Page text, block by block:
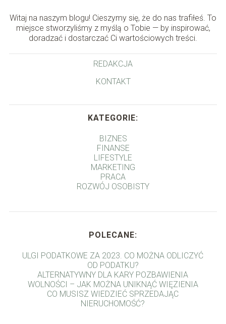
Witaj na naszym blogu! Cieszymy się, że do nas trafiłeś. To
miejsce stworzyliśmy z myślą o Tobie — by inspirować,
doradzać i dostarczać Ci wartościowych treści.
REDAKCJA
KONTAKT
KATEGORIE:
BIZNES
FINANSE
LIFESTYLE
MARKETING
PRACA
ROZWÓJ OSOBISTY
POLECANE:
ULGI PODATKOWE ZA 2023. CO MOŻNA ODLICZYĆ
OD PODATKU?
ALTERNATYWNY DLA KARY POZBAWIENIA
WOLNOŚCI – JAK MOŻNA UNIKNĄĆ WIĘZIENIA
CO MUSISZ WIEDZIEĆ SPRZEDAJĄC
NIERUCHOMOŚĆ?